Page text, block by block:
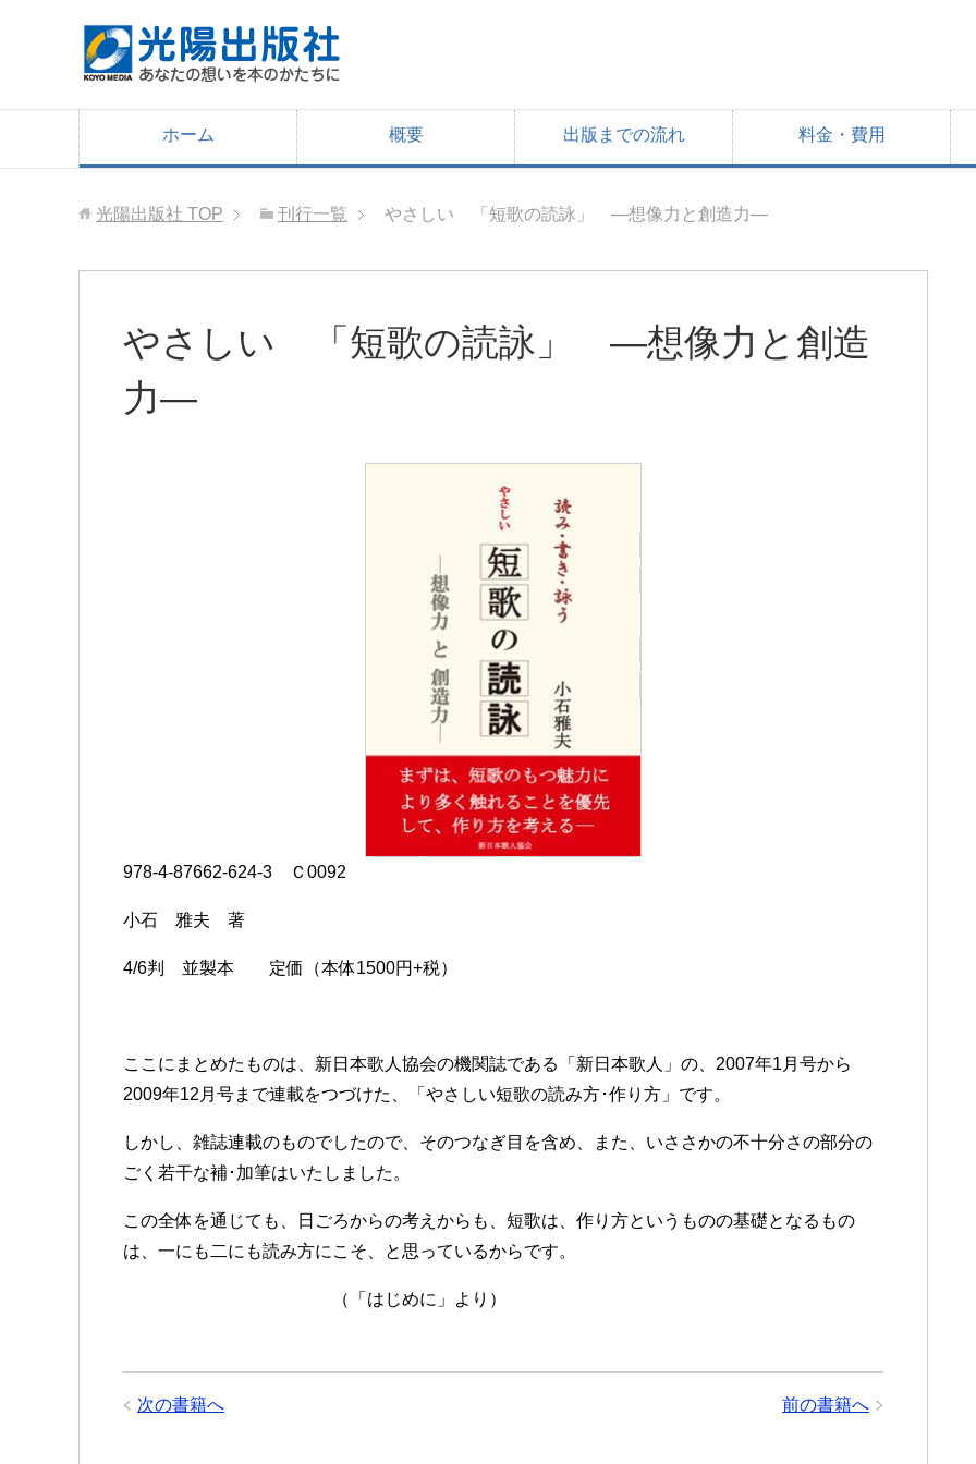
ホーム 概要 出版までの流れ 料金・費用
光陽出版社 TOP 刊行一覧 やさしい 「短歌の読詠」 ―想像力と創造力―
やさしい 「短歌の読詠」 ―想像力と創造
力―
978-4-87662-624-3 Ｃ0092
小石 雅夫 著
4/6判 並製本 定価（本体1500円+税）
ここにまとめたものは、新日本歌人協会の機関誌である「新日本歌人」の、2007年1月号から
2009年12月号まで連載をつづけた、「やさしい短歌の読み方･作り方」です。
しかし、雑誌連載のものでしたので、そのつなぎ目を含め、また、いささかの不十分さの部分の
ごく若干な補･加筆はいたしました。
この全体を通じても、日ごろからの考えからも、短歌は、作り方というものの基礎となるもの
は、一にも二にも読み方にこそ、と思っているからです。
（「はじめに」より）
前の書籍へ
次の書籍へ